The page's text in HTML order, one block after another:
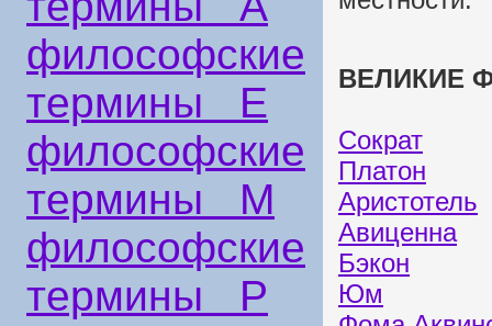
философские
термины Е
философские
термины М
философские
термины Р
ВЕЛИКИЕ
Сократ
Платон
Аристотель
Авиценна
Бэкон
Юм